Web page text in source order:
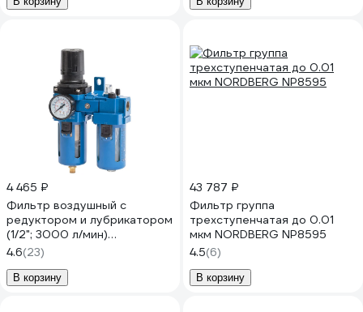
4 465 ₽
Фильтр воздушный с
редуктором и лубрикатором
(1/2"; 3000 л/мин)
NORDBERG NP8414
4.6(23)
В корзину
43 787 ₽
Фильтр группа
трехступенчатая до 0.01
мкм NORDBERG NP8595
4.5(6)
В корзину